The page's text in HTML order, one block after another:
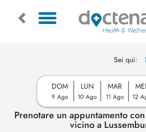
Sei qui:
DOM
9 Ago
LUN
10 Ago
MAR
11 Ago 12
Prenotare un appuntamento
vicino a